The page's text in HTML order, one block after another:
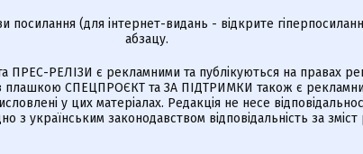
посилання (для інтернет-видань - відкрите
абзацу.
ПРЕС-РЕЛІЗИ є рекламними та публікуються на правах
плашкою СПЕЦПРОЄКТ та ЗА ПІДТРИМКИ також є
у цих матеріалах. Редакція не несе
з українським законодавством відповідальність за